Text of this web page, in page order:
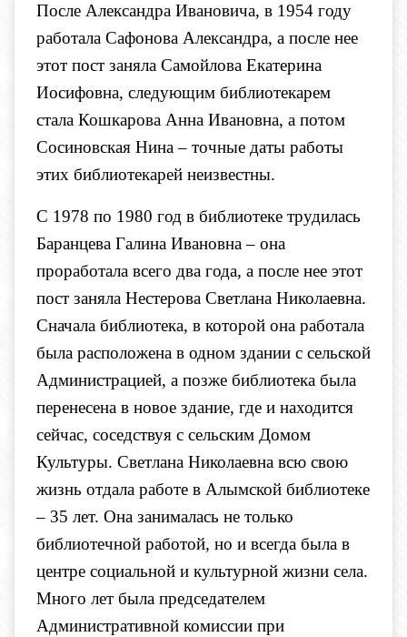
После Александра Ивановича, в 1954 году
работала Сафонова Александра, а после нее
этот пост заняла Самойлова Екатерина
Иосифовна, следующим библиотекарем
стала Кошкарова Анна Ивановна, а потом
Сосиновская Нина – точные даты работы
этих библиотекарей неизвестны.
С 1978 по 1980 год в библиотеке трудилась
Баранцева Галина Ивановна – она
проработала всего два года, а после нее этот
пост заняла Нестерова Светлана Николаевна.
Сначала библиотека, в которой она работала
была расположена в одном здании с сельской
Администрацией, а позже библиотека была
перенесена в новое здание, где и находится
сейчас, соседствуя с сельским Домом
Культуры. Светлана Николаевна всю свою
жизнь отдала работе в Алымской библиотеке
– 35 лет. Она занималась не только
библиотечной работой, но и всегда была в
центре социальной и культурной жизни села.
Много лет была председателем
Административной комиссии при